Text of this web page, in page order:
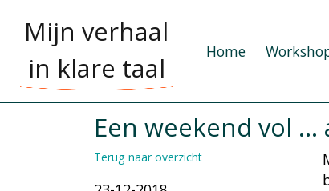
Mijn verhaal
in klare taal
Home
Een weekend vol
Terug naar overzicht